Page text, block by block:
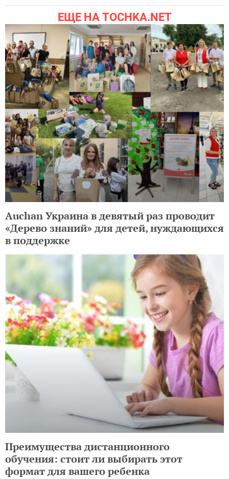
ЕЩЕ НА TOCHKA.NET
Auchan Украина в девятый раз проводит
«Дерево знаний» для детей, нуждающихся
в поддержке
Преимущества дистанционного
обучения: стоит ли выбирать этот
формат для вашего ребенка